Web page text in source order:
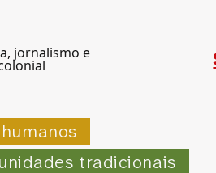
jornalismo e
tradicionais